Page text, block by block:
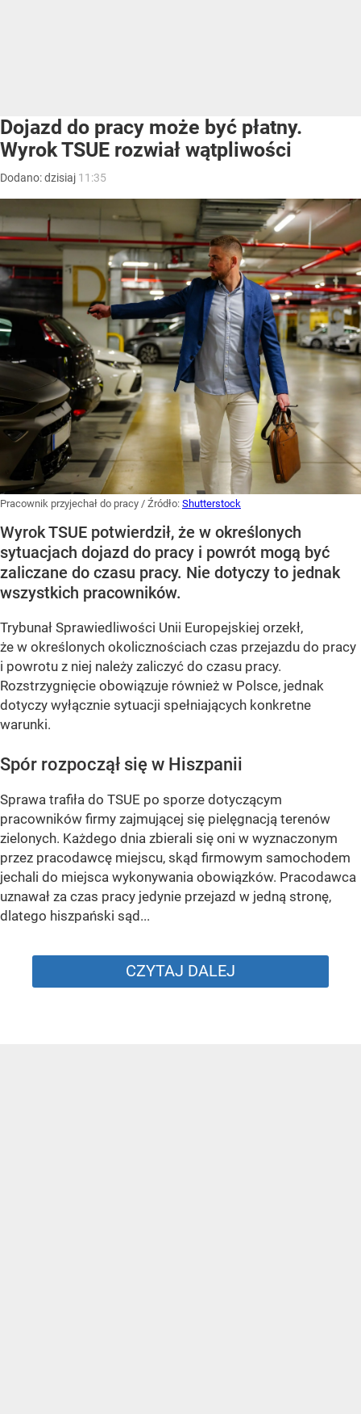
Dojazd do pracy może być płatny.
Wyrok TSUE rozwiał wątpliwości
Dodano:dzisiaj 11:35
Pracownik przyjechał do pracy / Źródło: Shutterstock
Wyrok TSUE potwierdził, że w określonych
sytuacjach dojazd do pracy i powrót mogą być
zaliczane do czasu pracy. Nie dotyczy to jednak
wszystkich pracowników.
Trybunał Sprawiedliwości Unii Europejskiej orzekł,
że w określonych okolicznościach czas przejazdu do pracy
i powrotu z niej należy zaliczyć do czasu pracy.
Rozstrzygnięcie obowiązuje również w Polsce, jednak
dotyczy wyłącznie sytuacji spełniających konkretne
warunki.
Spór rozpoczął się w Hiszpanii
Sprawa trafiła do TSUE po sporze dotyczącym
pracowników firmy zajmującej się pielęgnacją terenów
zielonych. Każdego dnia zbierali się oni w wyznaczonym
przez pracodawcę miejscu, skąd firmowym samochodem
jechali do miejsca wykonywania obowiązków. Pracodawca
uznawał za czas pracy jedynie przejazd w jedną stronę,
dlatego hiszpański sąd...
CZYTAJ DALEJ